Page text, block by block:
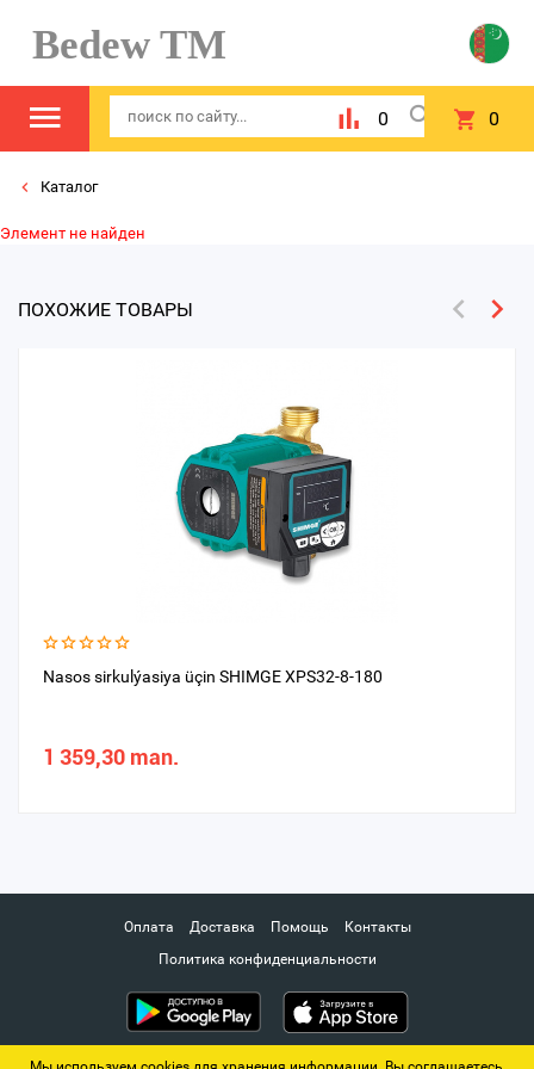
Bedew TM
0 0
Каталог
Элемент не найден
ПОХОЖИЕ ТОВАРЫ
Nasos sirkulýasiya üçin SHIMGE XPS32-8-180
1 359,30 man.
Оплата Доставка Помощь
Контакты
Политика конфиденциальности